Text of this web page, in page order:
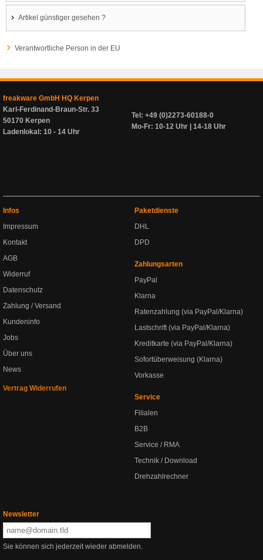
Artikel günstiger gesehen ?
Verantwortliche Person in der EU
freakware GmbH HQ Kerpen
Karl-Ferdinand-Braun-Str. 33
50170 Kerpen
Ladenlokal: 10 - 14 Uhr
Tel: +49 (0)2273-60188-0
Mo-Fr: 10-12 Uhr | 14-18 Uhr
Infos
Impressum
Kontakt
AGB
Widerruf
Datenschutz
Zahlung / Versand
Kundeninfo
Jobs
Über uns
News
Vertrag Widerrufen
Paketdienste
DHL
DPD
Zahlungsarten
PayPal
Klarna
Ratenzahlung (via PayPal/Klarna)
Lastschrift (via PayPal/Klarna)
Kreditkarte (via PayPal/Klarna)
Sofortüberweisung (Klarna)
Vorkasse
Service
Filialen
B2B
Service / RMA
Technik / Download
Drehzahlrechner
Newsletter
Sie können sich jederzeit wieder abmelden.